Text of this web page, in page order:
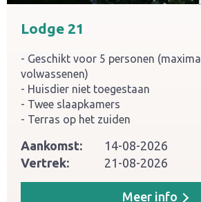
Lodge 21
Geschikt voor 5 personen
volwassenen)
Huisdier niet toegestaan
Twee slaapkamers
Terras op het zuiden
Aankomst:
14-08-2026
Vertrek:
21-08-2026
Meer info